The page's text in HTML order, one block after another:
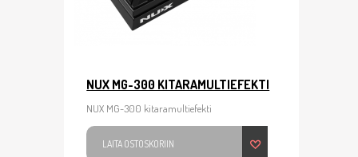
NUX MG-300 KITARAMULTIEFEKTI
NUX MG-300 kitaramultiefekti
LAITA OSTOSKORIIN